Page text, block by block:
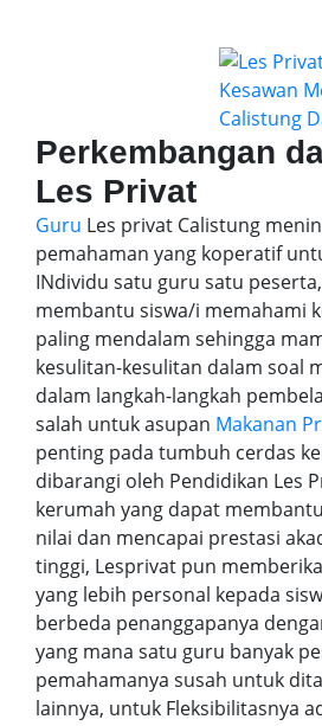
Perkembangan
Les Privat
Guru Les privat Calistung
pemahaman yang koperatif
INdividu satu guru satu
membantu siswa/i memahami
paling mendalam sehingga
kesulitan-kesulitan dalam soal
dalam langkah-langkah
salah untuk asupan Makanan
penting pada tumbuh cerdas
dibarangi oleh Pendidikan Les
kerumah yang dapat
nilai dan mencapai prestasi
tinggi, Lesprivat pun
yang lebih personal kepada
berbeda penanggapanya
yang mana satu guru banyak
pemahamanya susah untuk
lainnya, untuk Fleksibilitasnya